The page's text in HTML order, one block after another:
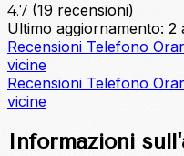
4.7 (19 recensioni)
Ultimo aggiornamento: 2
Recensioni Telefono
vicine
Recensioni Telefono
vicine
Informazioni